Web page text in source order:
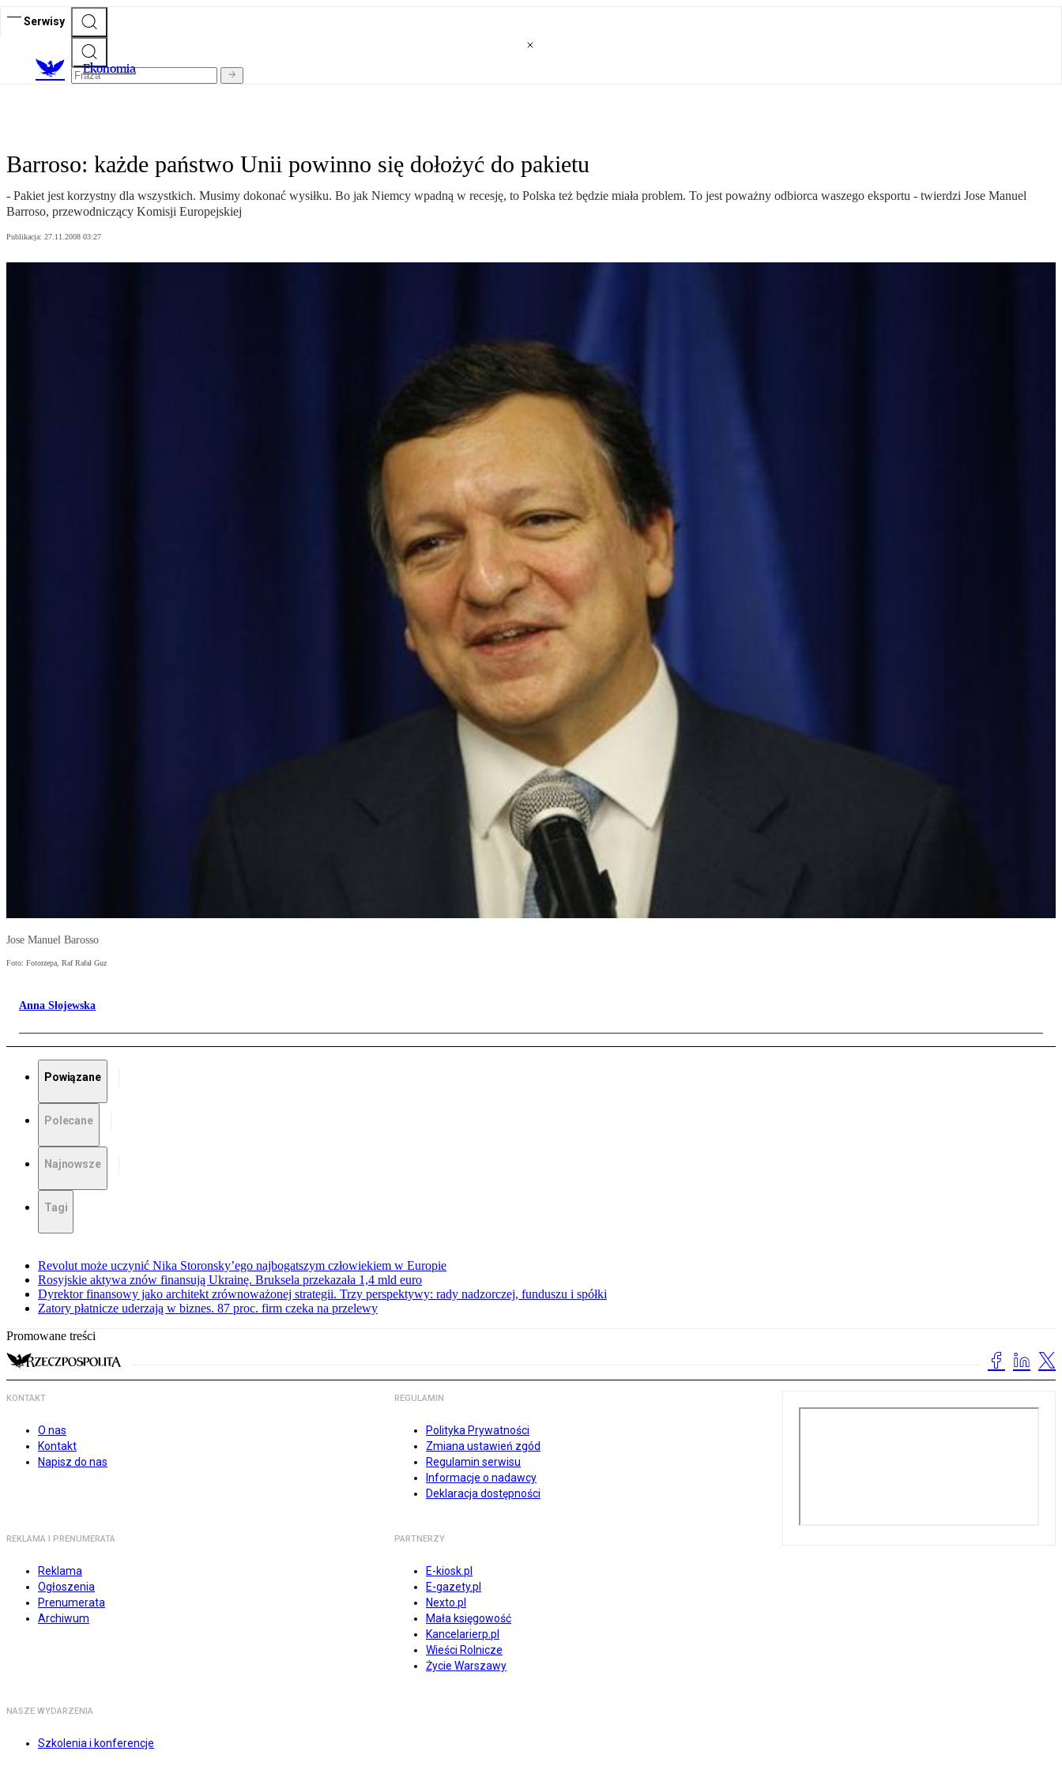
Serwisy
Ekonomia
Barroso: każde państwo Unii powinno się dołożyć do pakietu
- Pakiet jest korzystny dla wszystkich. Musimy dokonać wysiłku. Bo jak Niemcy wpadną w recesję, to Polska też będzie miała problem. To jest poważny odbiorca waszego eksportu - twierdzi Jose Manuel
Barroso, przewodniczący Komisji Europejskiej
Publikacja: 27.11.2008 03:27
Jose Manuel Barosso
Foto: Fotorzepa, Raf Rafał Guz
Anna Słojewska
Powiązane
Polecane
Najnowsze
Tagi
Revolut może uczynić Nika Storonsky’ego najbogatszym człowiekiem w Europie
Rosyjskie aktywa znów finansują Ukrainę. Bruksela przekazała 1,4 mld euro
Dyrektor finansowy jako architekt zrównoważonej strategii. Trzy perspektywy: rady nadzorczej, funduszu i spółki
Zatory płatnicze uderzają w biznes. 87 proc. firm czeka na przelewy
Promowane treści
KONTAKT
O nas
Kontakt
Napisz do nas
REGULAMIN
Polityka Prywatności
Zmiana ustawień zgód
Regulamin serwisu
Informacje o nadawcy
Deklaracja dostępności
REKLAMA I PRENUMERATA
Reklama
Ogłoszenia
Prenumerata
Archiwum
PARTNERZY
E-kiosk.pl
E-gazety.pl
Nexto.pl
Mała księgowość
Kancelarierp.pl
Wieści Rolnicze
Życie Warszawy
NASZE WYDARZENIA
Szkolenia i konferencje